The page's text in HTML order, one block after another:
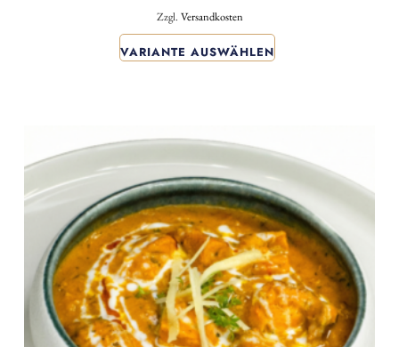
Zzgl. Versandkosten
VARIANTE AUSWÄHLEN